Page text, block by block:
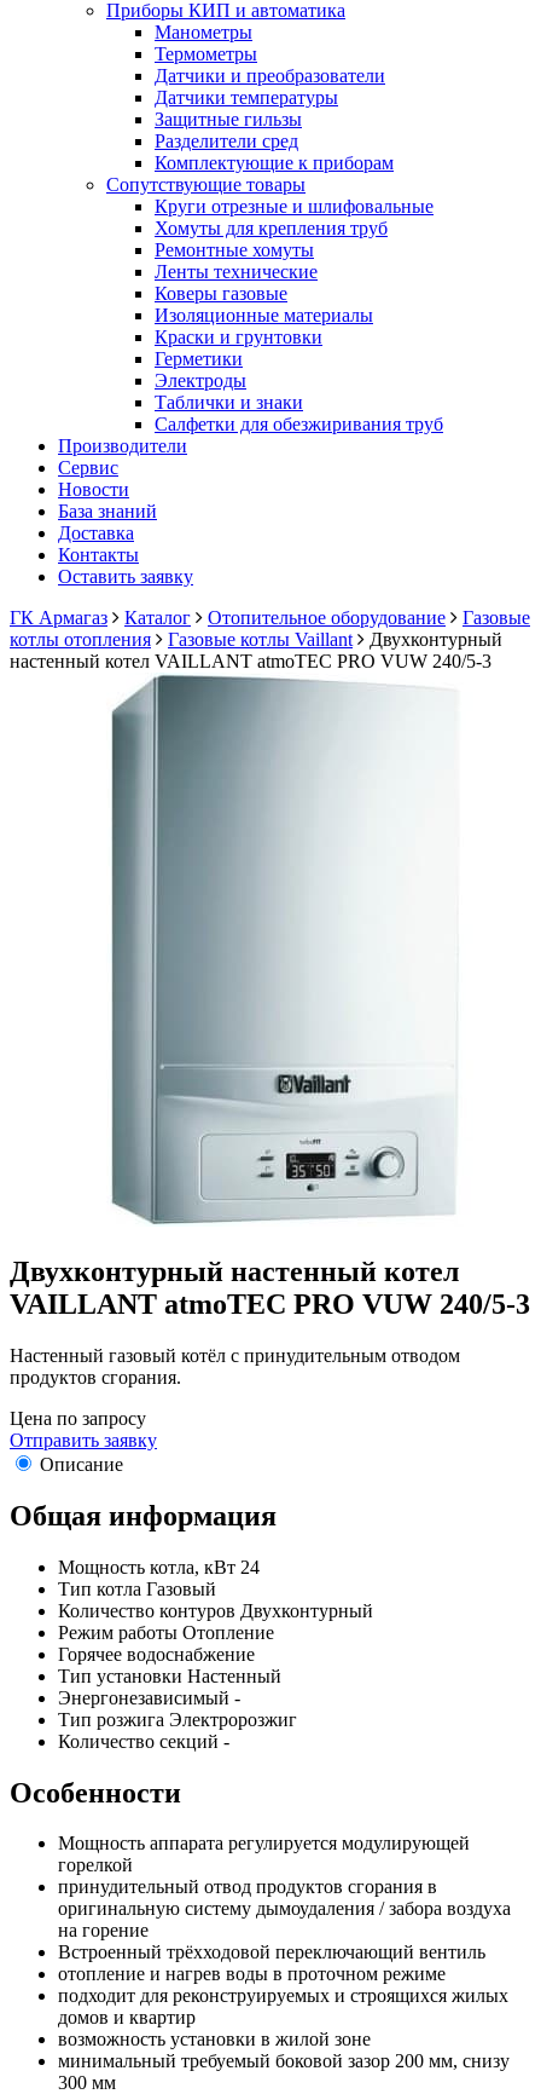
Приборы КИП и автоматика
Манометры
Термометры
Датчики и преобразователи
Датчики температуры
Защитные гильзы
Разделители сред
Комплектующие к приборам
Сопутствующие товары
Круги отрезные и шлифовальные
Хомуты для крепления труб
Ремонтные хомуты
Ленты технические
Коверы газовые
Изоляционные материалы
Краски и грунтовки
Герметики
Электроды
Таблички и знаки
Салфетки для обезжиривания труб
Производители
Сервис
Новости
База знаний
Доставка
Контакты
Оставить заявку
ГК Армагаз
Каталог Отопительное оборудование
Газовые
котлы отопления
Газовые котлы Vaillant
Двухконтурный
настенный котел VAILLANT atmoTEC PRO VUW 240/5-3
Двухконтурный настенный котел
VAILLANT atmoTEC PRO VUW 240/5-3
Настенный газовый котёл с принудительным отводом
продуктов сгорания.
Цена по запросу
Отправить заявку
Описание
Общая информация
Мощность котла, кВт 24
Тип котла Газовый
Количество контуров Двухконтурный
Режим работы Отопление
Горячее водоснабжение
Тип установки Настенный
Энергонезависимый -
Тип розжига Электророзжиг
Количество секций -
Особенности
Мощность аппарата регулируется модулирующей
горелкой
принудительный отвод продуктов сгорания в
оригинальную систему дымоудаления / забора воздуха
на горение
Встроенный трёхходовой переключающий вентиль
отопление и нагрев воды в проточном режиме
подходит для реконструируемых и строящихся жилых
домов и квартир
возможность установки в жилой зоне
минимальный требуемый боковой зазор 200 мм, снизу
300 мм